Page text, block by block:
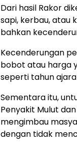
Dari hasil Rakor
sapi, kerbau, atau
bahkan
Kecenderungan
bobot atau harga
seperti tahun
Sementara itu,
Penyakit Mulut
mengimbau
dengan tidak